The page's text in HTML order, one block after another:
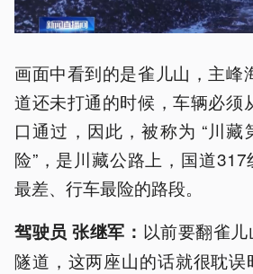
画面中看到的是雀儿山，主峰
道还未打通的时候，车辆必须
口通过，因此，被称为 “川藏
险”，是川藏公路上，国道
最差、行车最险的路段。
驾驶员 张继军： 以前要翻雀
隧道，这两座山的话就很耽误